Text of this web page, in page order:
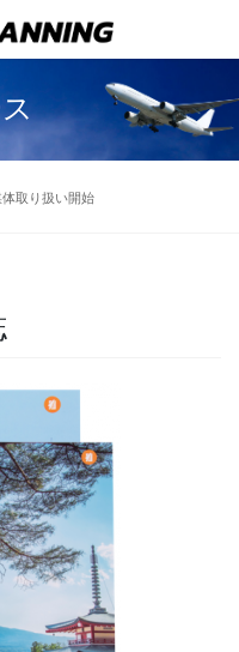
取り扱い開始